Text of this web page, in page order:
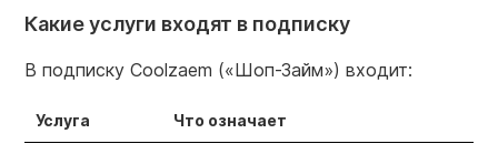
Какие услуги входят в подписку
В подписку Coolzaem («Шоп-Займ») входит:
Услуга Что означает